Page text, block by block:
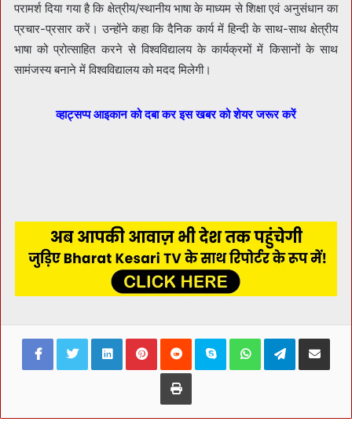
परामर्श दिया गया है कि क्षेत्रीय/स्थानीय भाषा के माध्यम से शिक्षा एवं अनुसंधान का
प्रचार-प्रसार करें। उन्होंने कहा कि दैनिक कार्य में हिन्दी के साथ-साथ क्षेत्रीय
भाषा को प्रोत्साहित करने से विश्वविद्यालय के कार्यक्रमों में किसानों के साथ
सामंजस्य बनाने में विश्वविद्यालय को मदद मिलेगी।
व्हाट्सप्प आइकान को दबा कर इस खबर को शेयर जरूर करें
FacebookTwitterLinkedInPinterestReddit Skype WhatsAppTelegramShare via
Print